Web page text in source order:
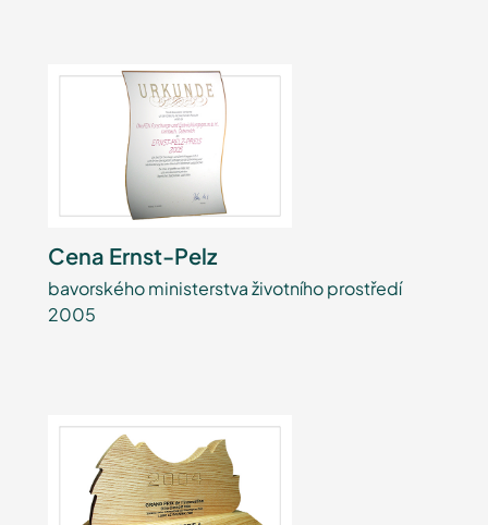
Cena Ernst-Pelz
bavorského ministerstva životního prostředí
2005